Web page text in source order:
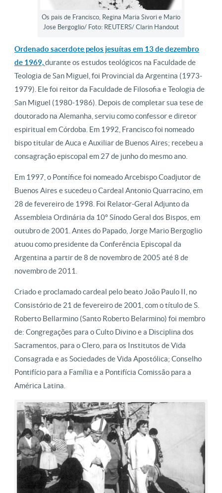
Os pais de Francisco, Regina Maria Sivori e Mario
Jose Bergoglio/ Foto: REUTERS/ Clarin Handout
Ordenado sacerdote pelos jesuítas em 13 de dezembro
de 1969,durante os estudos teológicos na Faculdade de
Teologia de San Miguel, foi Provincial da Argentina (1973-
1979). Ele foi reitor da Faculdade de Filosofia e Teologia de
San Miguel (1980-1986). Depois de completar sua tese de
doutorado na Alemanha, serviu como confessor e diretor
espiritual em Córdoba. Em 1992, Francisco foi nomeado
bispo titular de Auca e Auxiliar de Buenos Aires; recebeu a
consagração episcopal em 27 de junho do mesmo ano.
Em 1997, o Pontífice foi nomeado Arcebispo Coadjutor de
Buenos Aires e sucedeu o Cardeal Antonio Quarracino, em
28 de fevereiro de 1998. Foi Relator-Geral Adjunto da
Assembleia Ordinária da 10º Sínodo Geral dos Bispos, em
outubro de 2001. Antes do Papado, Jorge Mario Bergoglio
atuou como presidente da Conferência Episcopal da
Argentina a partir de 8 de novembro de 2005 até 8 de
novembro de 2011.
Criado e proclamado cardeal pelo beato João Paulo II, no
Consistório de 21 de fevereiro de 2001, com o título de S.
Roberto Bellarmino (Santo Roberto Belarmino) foi membro
de: Congregações para o Culto Divino e a Disciplina dos
Sacramentos, para o Clero, para os Institutos de Vida
Consagrada e as Sociedades de Vida Apostólica; Conselho
Pontifício para a Família e a Pontifícia Comissão para a
América Latina.